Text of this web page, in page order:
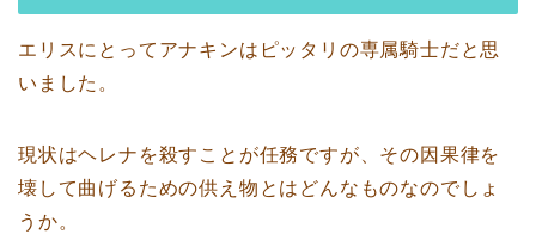
エリスにとってアナキンはピッタリの専属騎士だと思
いました。
現状はヘレナを殺すことが任務ですが、その因果律を
壊して曲げるための供え物とはどんなものなのでしょ
うか。